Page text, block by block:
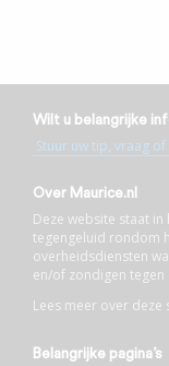
Wilt u belangrijke
Stuur uw tip, vraag
Over Maurice.nl
Deze website staat
tegengeluid rondom
overheidsdiensten
en/of zondigen
Lees meer over deze
Belangrijke pagina’s